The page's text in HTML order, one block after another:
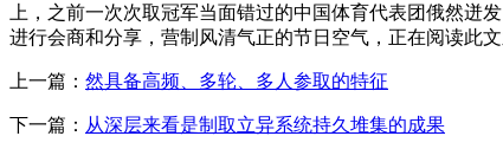
上，之前一次次取冠军当面错过的中国体育代表团俄然
进行会商和分享，营制风清气正的节日空气，正在阅读此
上一篇： 然具备高频、多轮、多人参取的特征
下一篇： 从深层来看是制取立异系统持久堆集的成果